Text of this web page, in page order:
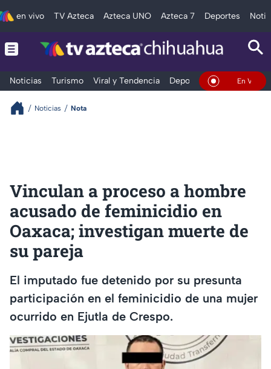
en vivo TV Azteca Azteca UNO Azteca 7 Deportes
Noticias Turismo Viral y Tendencia Deportes Espectáculos
En Vivo
Noticias Nota
Vinculan a proceso a hombre
acusado de feminicidio en
Oaxaca; investigan muerte de
su pareja
El imputado fue detenido por su presunta
participación en el feminicidio de una mujer
ocurrido en Ejutla de Crespo.